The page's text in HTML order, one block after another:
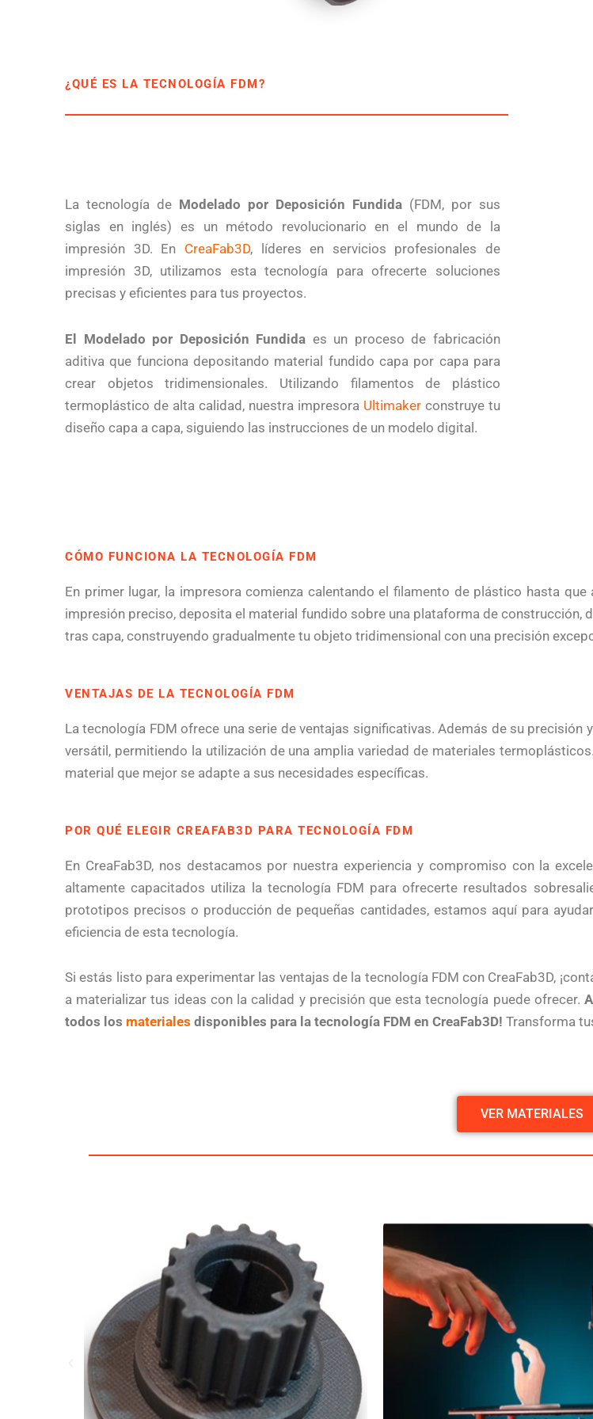
¿QUÉ ES LA TECNOLOGÍA FDM?
La tecnología de Modelado por Deposición Fundida (FDM, por sus
siglas en inglés) es un método revolucionario en el mundo de la
impresión 3D. En CreaFab3D, líderes en servicios profesionales de
impresión 3D, utilizamos esta tecnología para ofrecerte soluciones
precisas y eficientes para tus proyectos.
El Modelado por Deposición Fundida es un proceso de fabricación
aditiva que funciona depositando material fundido capa por capa para
crear objetos tridimensionales. Utilizando filamentos de plástico
termoplástico de alta calidad, nuestra impresora Ultimaker construye tu
diseño capa a capa, siguiendo las instrucciones de un modelo digital.
CÓMO FUNCIONA LA TECNOLOGÍA FDM
En primer lugar, la impresora comienza calentando el filamento de plástico hasta
impresión preciso, deposita el material fundido sobre una plataforma de construcción,
tras capa, construyendo gradualmente tu objeto tridimensional con una precisión
VENTAJAS DE LA TECNOLOGÍA FDM
La tecnología FDM ofrece una serie de ventajas significativas. Además de su
versátil, permitiendo la utilización de una amplia variedad de materiales
material que mejor se adapte a sus necesidades específicas.
POR QUÉ ELEGIR CREAFAB3D PARA TECNOLOGÍA FDM
En CreaFab3D, nos destacamos por nuestra experiencia y compromiso con la
altamente capacitados utiliza la tecnología FDM para ofrecerte resultados
prototipos precisos o producción de pequeñas cantidades, estamos aquí para
eficiencia de esta tecnología.
Si estás listo para experimentar las ventajas de la tecnología FDM con CreaFab3D,
a materializar tus ideas con la calidad y precisión que esta tecnología puede ofrecer.
todos los materiales disponibles para la tecnología FDM en CreaFab3D! Transforma
VER MATERIALES